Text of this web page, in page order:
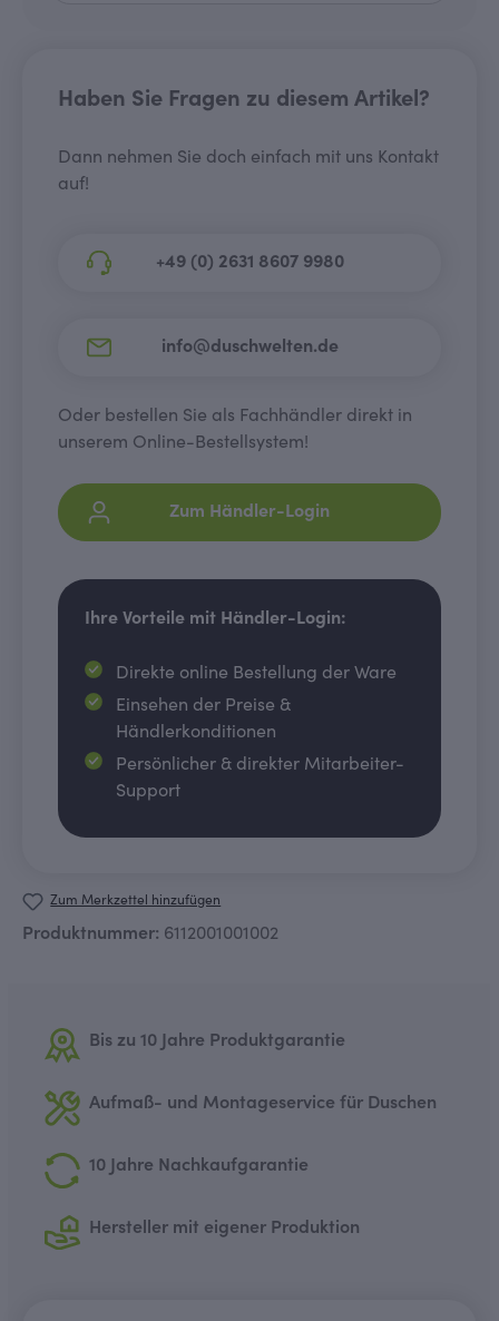
Haben Sie Fragen zu diesem Artikel?
Dann nehmen Sie doch einfach mit uns Kontakt
auf!
+49 (0) 2631 8607 9980
info@duschwelten.de
Oder bestellen Sie als Fachhändler direkt in
unserem Online-Bestellsystem!
Zum Händler-Login
Ihre Vorteile mit Händler-Login:
Direkte online Bestellung der Ware
Einsehen der Preise &
Händlerkonditionen
Persönlicher & direkter Mitarbeiter-
Support
Zum Merkzettel hinzufügen
Produktnummer: 6112001001002
Bis zu 10 Jahre Produktgarantie
Aufmaß- und Montageservice für Duschen
10 Jahre Nachkaufgarantie
Hersteller mit eigener Produktion